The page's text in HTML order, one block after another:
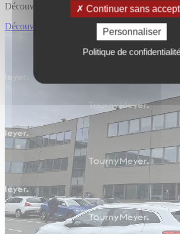
Continuer sans
Personnaliser
Politique de
Découvrir l'offre
Découvrir BUREAUX